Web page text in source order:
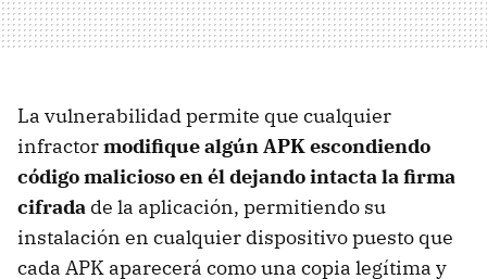
La vulnerabilidad permite que cualquier
infractormodifique algún APK escondiendo
código malicioso en él dejando intacta la firma
cifrada de la aplicación, permitiendo su
instalación en cualquier dispositivo puesto que
cada APK aparecerá como una copia legítima y